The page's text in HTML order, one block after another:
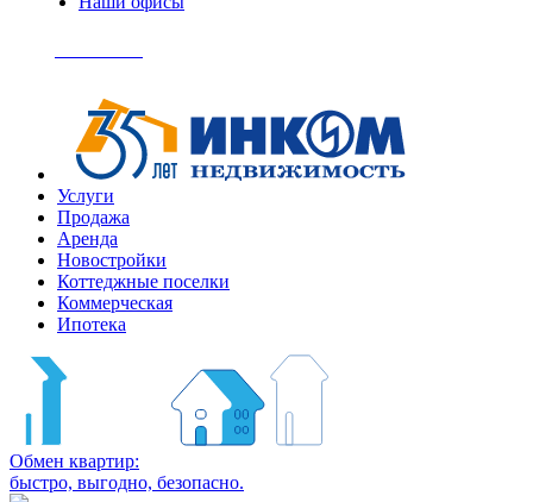
Услуги
Продажа
Аренда
Новостройки
Коттеджные поселки
Коммерческая
Ипотека
Обмен квартир:
быстро, выгодно, безопасно.